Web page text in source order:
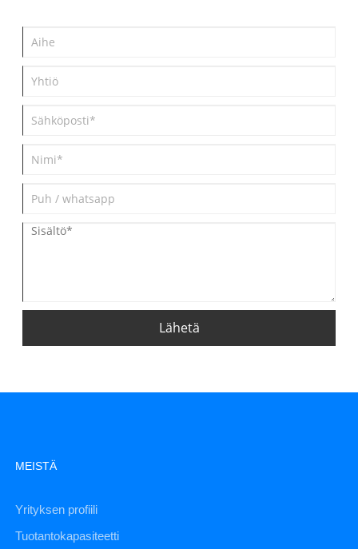
Lähetä
MEISTÄ
Yrityksen profiili
Tuotantokapasiteetti